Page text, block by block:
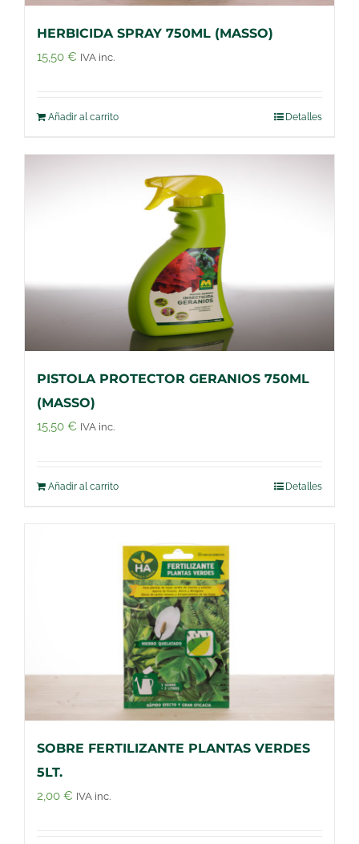
HERBICIDA SPRAY 750ML (MASSO)
15,50 € IVA inc.
Añadir al carrito Detalles
PISTOLA PROTECTOR GERANIOS 750ML
(MASSO)
15,50 € IVA inc.
Añadir al carrito Detalles
SOBRE FERTILIZANTE PLANTAS VERDES
5LT.
2,00 € IVA inc.